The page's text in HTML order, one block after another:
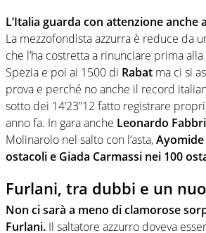
L’Italia guarda con attenzione anche
La mezzofondista azzurra è reduce da
che l’ha costretta a rinunciare prima
Spezia e poi ai 1500 di Rabat ma ci si
prova e perché no anche il record
sotto dei 14’23”12 fatto registrare
anno fa. In gara anche Leonardo Fabbri
Molinarolo nel salto con l’asta,
ostacoli e Giada Carmassi nei 100
Furlani, tra dubbi e un
Non ci sarà a meno di clamorose
Furlani. Il saltatore azzurro doveva